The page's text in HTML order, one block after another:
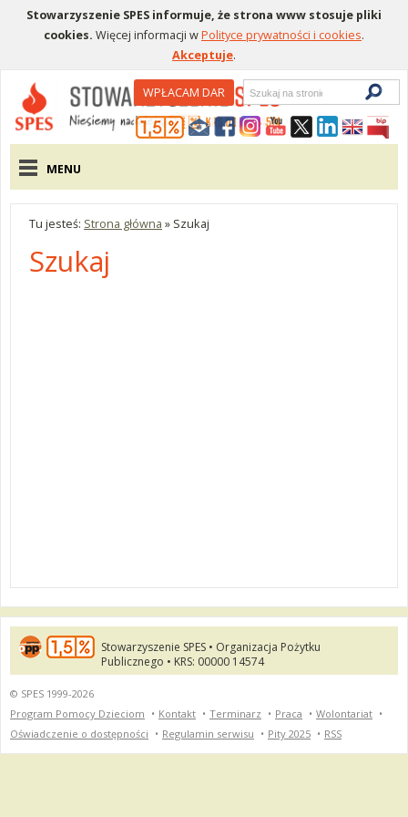
Stowarzyszenie SPES informuje, że strona www stosuje pliki
cookies. Więcej informacji wPolityce prywatności i cookies.
Akceptuje.
Menu pomocniczeWPŁACAM DAR
Wyszukiwarka
Menu główne
MENU
Tu jesteś: Strona główna » Szukaj
Szukaj
Stowarzyszenie SPES • Organizacja Pożytku
Publicznego • KRS: 00000 14574
© SPES 1999-2026
Program Pomocy Dzieciom • Kontakt • Terminarz • Praca • Wolontariat •
Oświadczenie o dostępności • Regulamin serwisu • Pity 2025 • RSS